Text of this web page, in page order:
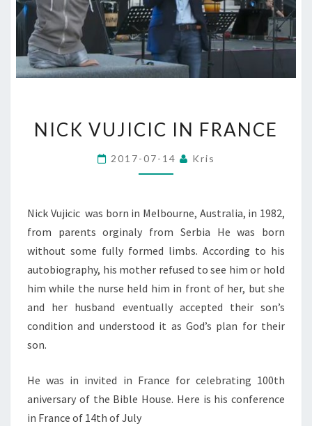
VUJICIC
FRANCE
NICK VUJICIC IN FRANCE
2017-07-14 Kris
Nick Vujicic was born in Melbourne, Australia, in 1982,
from parents orginaly from Serbia He was born
without some fully formed limbs. According to his
autobiography, his mother refused to see him or hold
him while the nurse held him in front of her, but she
and her husband eventually accepted their son’s
condition and understood it as God’s plan for their
son.
He was in invited in France for celebrating 100th
aniversary of the Bible House. Here is his conference
in France of 14th of July